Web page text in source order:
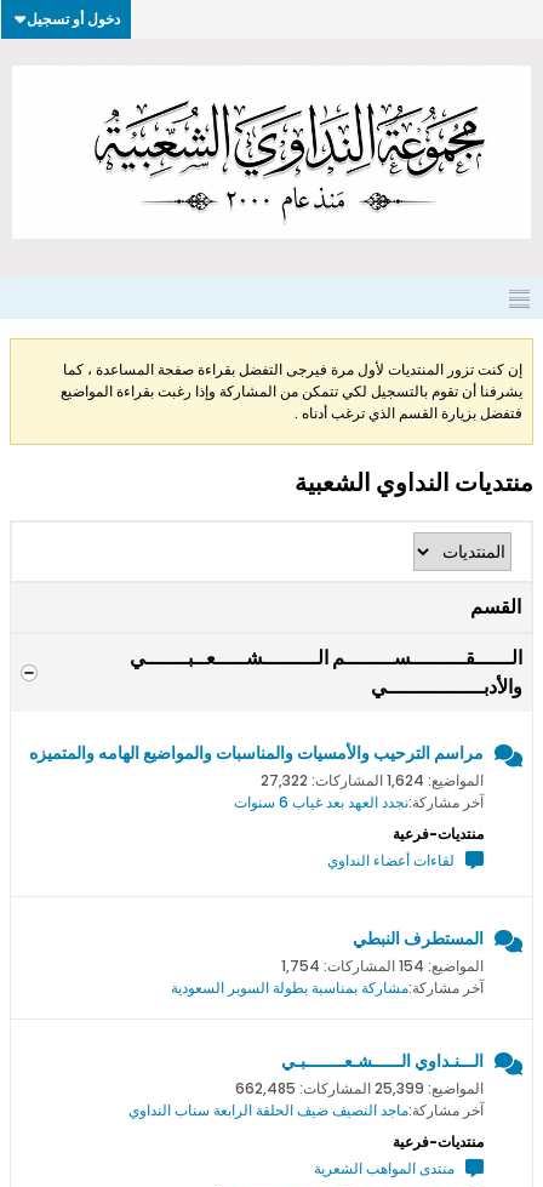
دخول أو تسجيل
إن كنت تزور المنتديات لأول مرة فيرجى التفضل بقراءة صفحة المساعدة ، كما
يشرفنا أن تقوم بالتسجيل لكي تتمكن من المشاركة وإذا رغبت بقراءة المواضيع
فتفضل بزيارة القسم الذي ترغب أدناه .
منتديات النداوي الشعبية
القسم
الــــــقـــــــــســــــــم الـــــــــشـــــعــبـــــــي
والأدبــــــــــــــــي
مراسم الترحيب والأمسيات والمناسبات والمواضيع الهامه والمتميزه
المواضيع: 1,624 المشاركات: 27,322
آخر مشاركة:نجدد العهد بعد غياب 6 سنوات
منتديات-فرعية
لقاءات أعضاء النداوي
المستطرف النبطي
المواضيع: 154 المشاركات: 1,754
آخر مشاركة:مشاركة بمناسبة بطولة السوبر السعودية
الـــنـداوي الــــــشـعــــــــبـي
المواضيع: 25,399 المشاركات: 662,485
آخر مشاركة:ماجد النصيف ضيف الحلقة الرابعة سناب النداوي
منتديات-فرعية
منتدى المواهب الشعرية